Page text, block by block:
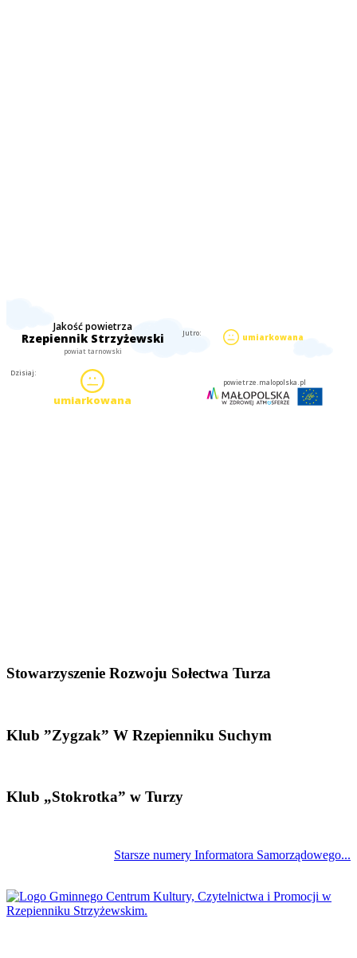
Stowarzyszenie Rozwoju Sołectwa Turza
Klub ”Zygzak” W Rzepienniku Suchym
Klub „Stokrotka” w Turzy
Starsze numery Informatora Samorządowego...